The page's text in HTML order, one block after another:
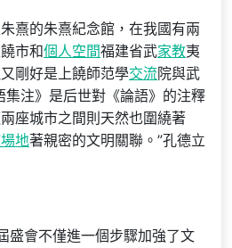
熹的朱熹紀念館，在我國有兩
市和個人空間福建省武家教夷
剛好是上饒師范學交流院與武
集注》是后世對《論語》的注釋
座城市之間則天然也圍繞著
地著親密的文明關聯。”孔德立
盛會不僅進一個步驟加強了文